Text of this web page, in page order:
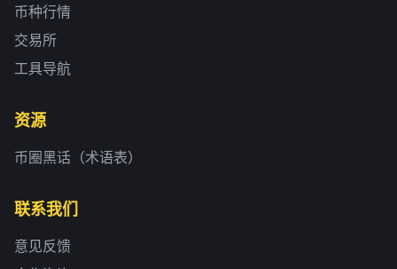
币种行情
交易所
工具导航
资源
币圈黑话（术语表）
联系我们
意见反馈